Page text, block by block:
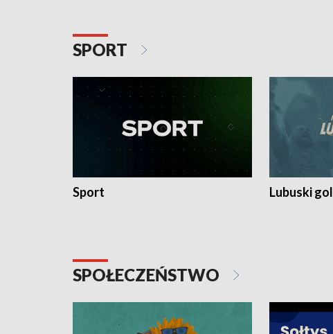
SPORT
Sport Lubuski gol
SPOŁECZEŃSTWO